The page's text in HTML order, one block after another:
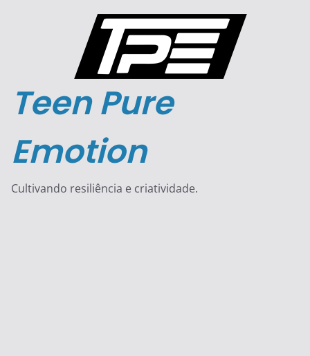
Teen Pure
Emotion
Cultivando resiliência e criatividade.